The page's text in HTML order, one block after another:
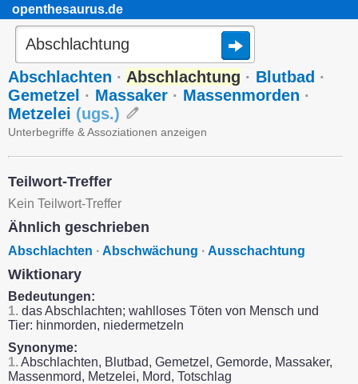
openthesaurus.de
Abschlachten · Abschlachtung · Blutbad ·
Gemetzel · Massaker · Massenmorden ·
Metzelei (ugs.)
Unterbegriffe & Assoziationen anzeigen
Teilwort-Treffer
Kein Teilwort-Treffer
Ähnlich geschrieben
Abschlachten · Abschwächung · Ausschachtung
Wiktionary
Bedeutungen:
1. das Abschlachten; wahlloses Töten von Mensch und
Tier: hinmorden, niedermetzeln
Synonyme:
1.Abschlachten, Blutbad, Gemetzel, Gemorde, Massaker,
Massenmord, Metzelei, Mord, Totschlag